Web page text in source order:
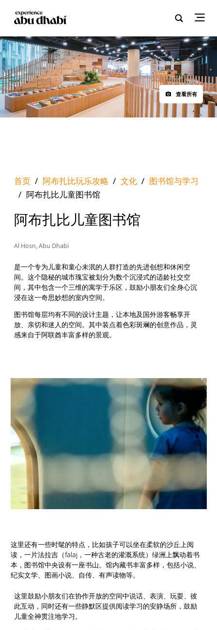
查看所有
首页 / 阿布扎比玩乐攻略 / 文化 / 图书馆与学习
/ 阿布扎比儿童图书馆
阿布扎比儿童图书馆
Al Hosn, Abu Dhabi
是一个专为儿童和童心未泯的人群打造的先进创想和休闲空
间。这个隐秘的城市瑰宝被划分为数个沉浸式的适龄社交空
间，其中包含一个三维的寓学于乐区，鼓励小朋友们全身心沉
浸在这一奇思妙想的室内空间。
图书馆每层均有不同的设计主题，让本地及国外游客畅享开
放、亲切和迷人的空间。其中装点着色彩斑斓的创意作品，灵
感来自于阿联酋丰富多样的景观。
这里还有一些时髦的特点，比如孩子可以坐在柔软的沙丘上阅
读，一片法拉吉（falaj，一种古老的灌溉系统）绿洲上飘动着书
本，图书馆中央设有一座书山。馆内藏书丰富多样，包括小说、
纪实文学、图画小说、自传、有声读物等。
这里鼓励小朋友们在协作开放的空间中说话、表演、玩耍、彼
此互动，同时还有一些静默区提供阅读学习的安静场所，鼓励
儿童全神贯注地学习。